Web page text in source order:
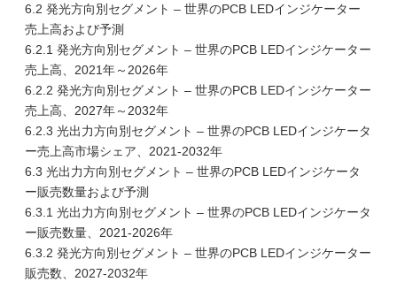
6.2 発光方向別セグメント – 世界のPCB LEDインジケーター
売上高および予測
6.2.1 発光方向別セグメント – 世界のPCB LEDインジケーター
売上高、2021年～2026年
6.2.2 発光方向別セグメント – 世界のPCB LEDインジケーター
売上高、2027年～2032年
6.2.3 光出力方向別セグメント – 世界のPCB LEDインジケータ
ー売上高市場シェア、2021-2032年
6.3 光出力方向別セグメント – 世界のPCB LEDインジケータ
ー販売数量および予測
6.3.1 光出力方向別セグメント – 世界のPCB LEDインジケータ
ー販売数量、2021-2026年
6.3.2 発光方向別セグメント – 世界のPCB LEDインジケーター
販売数、2027-2032年